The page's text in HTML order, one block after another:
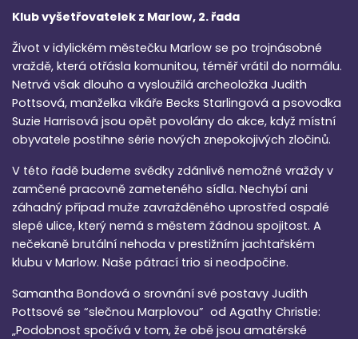
Klub vyšetřovatelek z Marlow, 2. řada
Život v idylickém městečku Marlow se po trojnásobné
vraždě, která otřásla komunitou, téměř vrátil do normálu.
Netrvá však dlouho a vysloužilá archeoložka Judith
Pottsová, manželka vikáře Becks Starlingová a psovodka
Suzie Harrisová jsou opět povolány do akce, když místní
obyvatele postihne série nových znepokojivých zločinů.
V této řadě budeme svědky zdánlivě nemožné vraždy v
zamčené pracovně zameteného sídla. Nechybí ani
záhadný případ muže zavražděného uprostřed ospalé
slepé ulice, který nemá s městem žádnou spojitost. A
nečekaně brutální nehoda v prestižním jachtařském
klubu v Marlow. Naše pátrací trio si neodpočine.
Samantha Bondová o srovnání své postavy Judith
Pottsové se “slečnou Marplovou” od Agathy Christie:
„Podobnost spočívá v tom, že obě jsou amatérské